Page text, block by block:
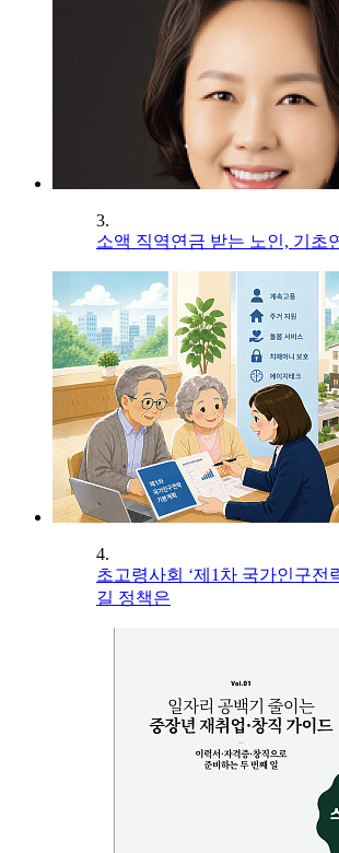
3.
소액 직역연금 받는 노인, 기초
4.
초고령사회 ‘제1차 국가인구전
길 정책은